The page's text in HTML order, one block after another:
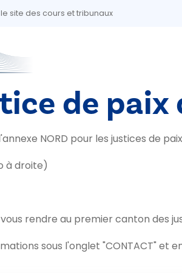
site des cours et tribunaux
de paix
NORD pour les justices de
à droite)
rendre au premier canton des
sous l'onglet "CONTACT" et